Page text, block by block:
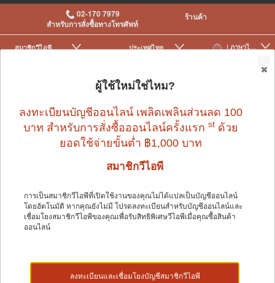
02-170 7979
สำหรับการสั่งซื้อทางโทรศัพท์
ร้านค้า
| ภาษาไทย
ประเทศไทย
สมาชิกวีไอพี
|
กรงนกและอุปกรณ์เสริม> เครื่องให้อาหารและเครื่องให้น้ำ
นก
Shop by:
ผู้ใช้ใหม่ใช่ไหม?
ลงทะเบียนบัญชีออนไลน์ เพลิดเพลินส่วนลด 100
บาท สำหรับการสั่งซื้อออนไลน์ครั้งแรกst ด้วย
ยอดใช้จ่ายขั้นต่ำ ฿1,000 บาท
สมาชิกวีไอพี
การเป็นสมาชิกวีไอพีที่เปิดใช้งานของคุณไม่ได้แปลเป็นบัญชีออนไลน์
โดยอัตโนมัติ หากคุณยังไม่มี โปรดลงทะเบียนสำหรับบัญชีออนไลน์และ
เชื่อมโยงสมาชิกวีไอพีของคุณเพื่อรับสิทธิพิเศษวีไอพีเมื่อคุณซื้อสินค้า
ออนไลน์
ลงทะเบียนและเชื่อมโยงบัญชีสมาชิกวีไอพี